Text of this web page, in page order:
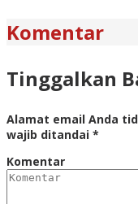
Komentar
Tinggalkan
Alamat email Anda
wajib ditandai *
Komentar